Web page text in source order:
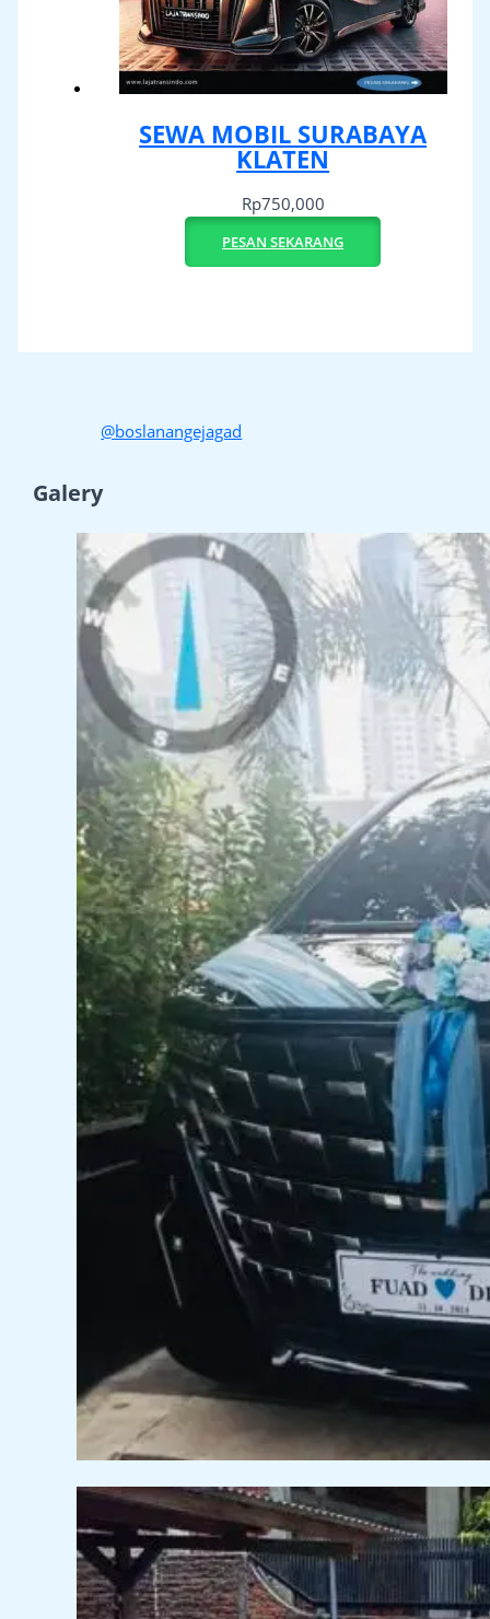
SEWA MOBIL SURABAYA
KLATEN
Rp750,000
PESAN SEKARANG
@boslanangejagad
Galery